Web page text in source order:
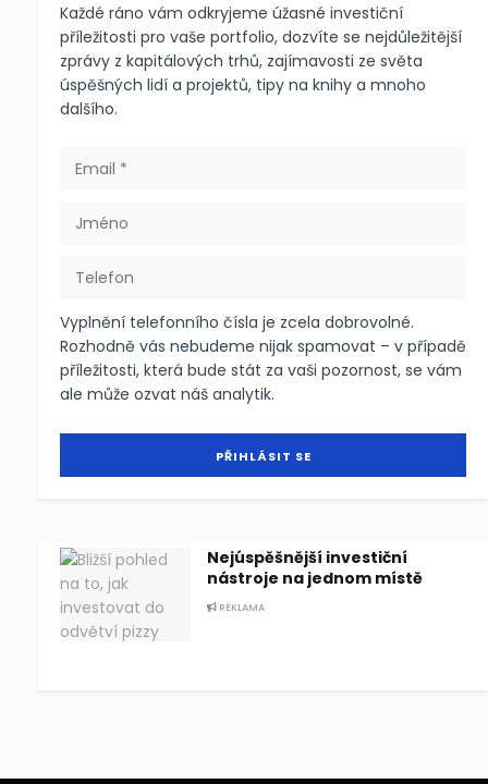
Každé ráno vám odkryjeme úžasné investiční
příležitosti pro vaše portfolio, dozvíte se nejdůležitější
zprávy z kapitálových trhů, zajímavosti ze světa
úspěšných lidí a projektů, tipy na knihy a mnoho
dalšího.
Vyplnění telefonního čísla je zcela dobrovolné.
Rozhodně vás nebudeme nijak spamovat – v případě
příležitosti, která bude stát za vaši pozornost, se vám
ale může ozvat náš analytik.
Nejúspěšnější investiční
nástroje na jednom místě
REKLAMA